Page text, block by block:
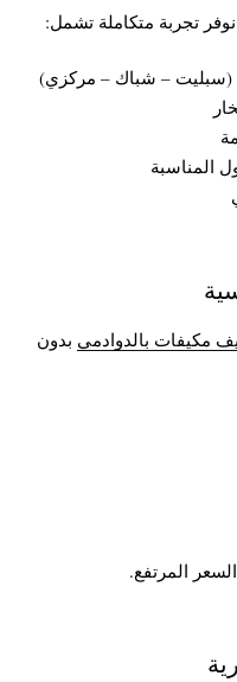
تجربة متكاملة تشمل:
(سبليت – شباك – مركزي)
المناسبة
مكيفات بالدوادمي بدون
المرتفع.